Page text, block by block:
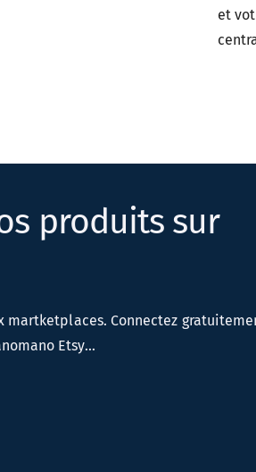
et
produits sur
martketplaces. Connectez
Etsy...